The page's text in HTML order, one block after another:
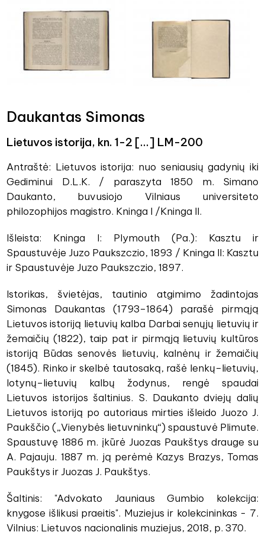
Daukantas Simonas
Lietuvos istorija, kn. 1-2 [...] LM-200
Antraštė: Lietuvos istorija: nuo seniausių gadynių iki
Gediminui D.L.K. / paraszyta 1850 m. Simano
Daukanto, buvusiojo Vilniaus universiteto
philozophijos magistro. Kninga I /Kninga II.
Išleista: Kninga I: Plymouth (Pa.): Kasztu ir
Spaustuvėje Juzo Paukszczio, 1893 / Kninga II: Kasztu
ir Spaustuvėje Juzo Paukszczio, 1897.
Istorikas, švietėjas, tautinio atgimimo žadintojas
Simonas Daukantas (1793–1864) parašė pirmąją
Lietuvos istoriją lietuvių kalba Darbai senųjų lietuvių ir
žemaičių (1822), taip pat ir pirmąją lietuvių kultūros
istoriją Būdas senovės lietuvių, kalnėnų ir žemaičių
(1845). Rinko ir skelbė tautosaką, rašė lenkų–lietuvių,
lotynų–lietuvių kalbų žodynus, rengė spaudai
Lietuvos istorijos šaltinius. S. Daukanto dviejų dalių
Lietuvos istoriją po autoriaus mirties išleido Juozo J.
Paukščio („Vienybės lietuvninkų“) spaustuvė Plimute.
Spaustuvę 1886 m. įkūrė Juozas Paukštys drauge su
A. Pajauju. 1887 m. ją perėmė Kazys Brazys, Tomas
Paukštys ir Juozas J. Paukštys.
Šaltinis: "Advokato Jauniaus Gumbio kolekcija:
knygose išlikusi praeitis". Muziejus ir kolekcininkas - 7.
Vilnius: Lietuvos nacionalinis muziejus, 2018, p. 370.